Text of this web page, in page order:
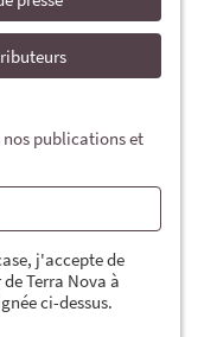
nos publications et
j'accepte de
Terra Nova à
ci-dessus.